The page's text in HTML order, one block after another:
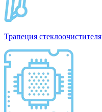
Трапеция стеклоочистителя